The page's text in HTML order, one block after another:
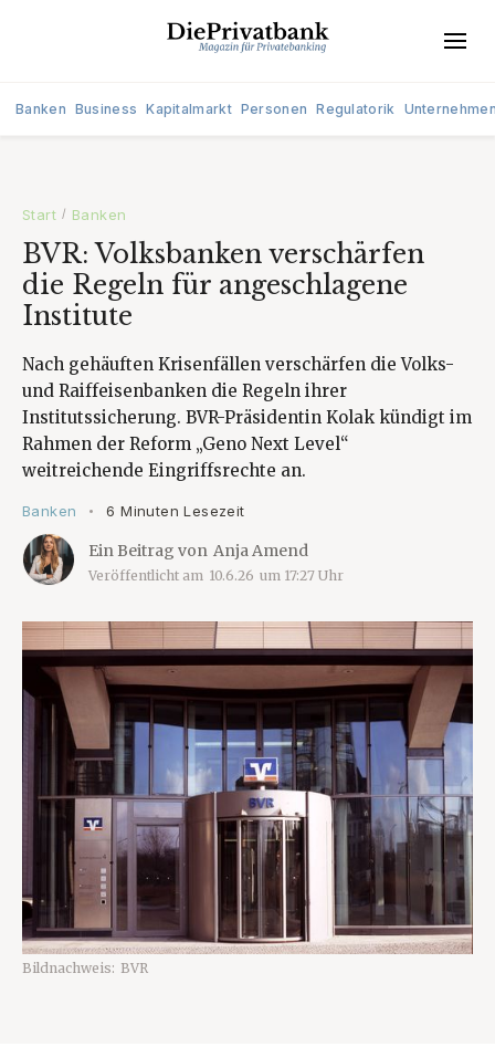
Banken Business Kapitalmarkt Personen Regulatorik
Start / Banken
BVR: Volksbanken verschärfen
die Regeln für angeschlagene
Institute
Nach gehäuften Krisenfällen verschärfen die Volks-
und Raiffeisenbanken die Regeln ihrer
Institutssicherung. BVR-Präsidentin Kolak kündigt im
Rahmen der Reform „Geno Next Level“
weitreichende Eingriffsrechte an.
Banken • 6 Minuten Lesezeit
Ein Beitrag von Anja Amend
Veröffentlicht am 10.6.26 um 17:27 Uhr
Bildnachweis: BVR